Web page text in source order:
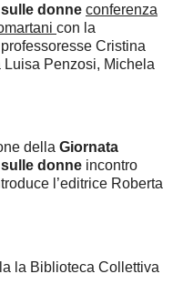
donne conferenza
con la
Cristina
Penzosi, Michela
della Giornata
donne incontro
l’editrice Roberta
la Biblioteca Collettiva